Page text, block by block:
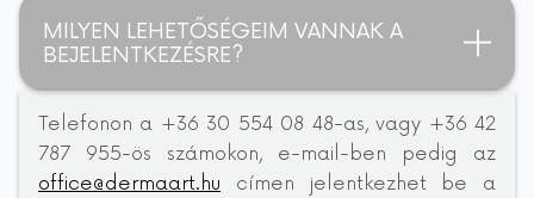
MILYEN LEHETŐSÉGEIM VANNAK A
BEJELENTKEZÉSRE?
Telefonon a +36 30 554 08 48-as, vagy +36 42
787 955-ös számokon, e-mail-ben pedig az
office@dermaart.hu címen jelentkezhet be a